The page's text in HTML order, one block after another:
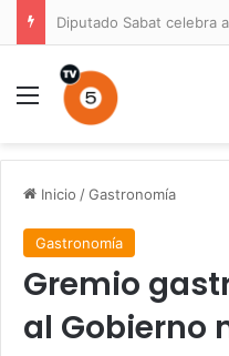
Menú
Inicio /Gastronomía
Gastronomía
Gremio
al Gobierno